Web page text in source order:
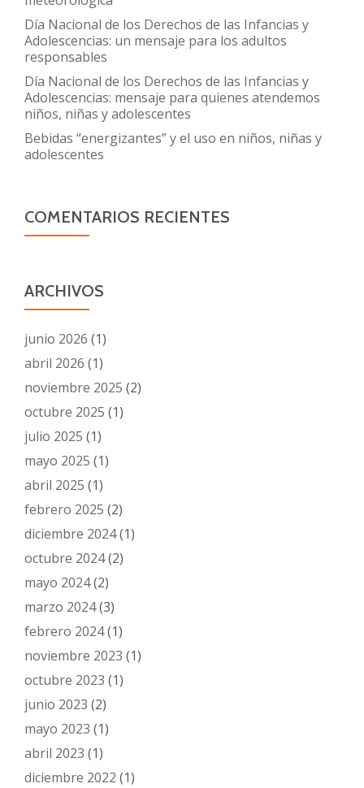
Día Nacional de los Derechos de las Infancias y
Adolescencias: un mensaje para los adultos
responsables
Día Nacional de los Derechos de las Infancias y
Adolescencias: mensaje para quienes atendemos
niños, niñas y adolescentes
Bebidas “energizantes” y el uso en niños, niñas y
adolescentes
COMENTARIOS RECIENTES
ARCHIVOS
junio 2026 (1)
abril 2026 (1)
noviembre 2025 (2)
octubre 2025 (1)
julio 2025 (1)
mayo 2025 (1)
abril 2025 (1)
febrero 2025 (2)
diciembre 2024(1)
octubre 2024(2)
mayo 2024(2)
marzo 2024(3)
febrero 2024(1)
noviembre 2023 (1)
octubre 2023 (1)
junio 2023 (2)
mayo 2023 (1)
abril 2023 (1)
diciembre 2022 (1)